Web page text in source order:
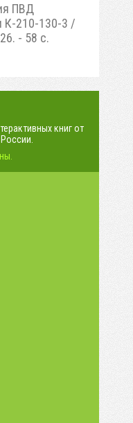
ПВД
К-210-130-3 /
- 58 с.
книг от